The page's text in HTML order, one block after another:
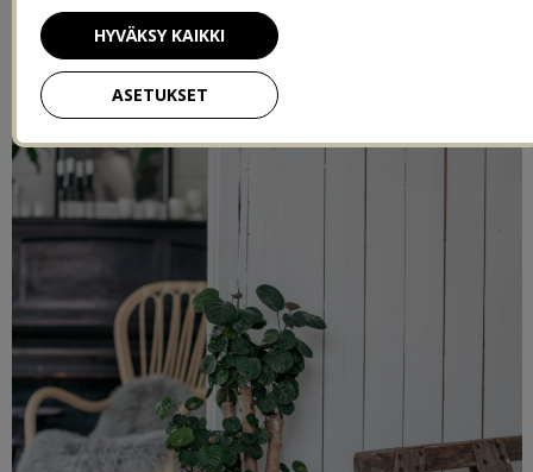
ASETUKSET
HYVÄKSY KAIKKI